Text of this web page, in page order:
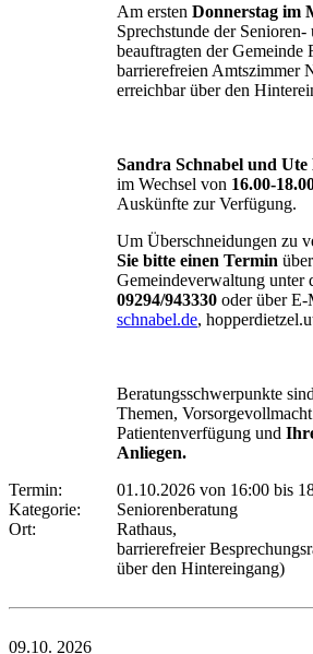
Am ersten Donnerstag im
Sprechstunde der
beauftragten der Gemeinde
barrierefreien Amtszimmer
erreichbar über den
Sandra Schnabel und
im Wechsel von 16.00-
Auskünfte zur Verfügung.
Um Überschneidungen zu
Sie bitte einen Termin
Gemeindeverwaltung unter
09294/943330 oder über E-
schnabel.de,
Beratungsschwerpunkte
Themen,
Patientenverfügung und
Anliegen.
Termin:
01.10.2026 von 16:00 bis
Kategorie:
Seniorenberatung
Ort:
Rathaus,
barrierefreier
über den Hintereingang)
09.10. 2026